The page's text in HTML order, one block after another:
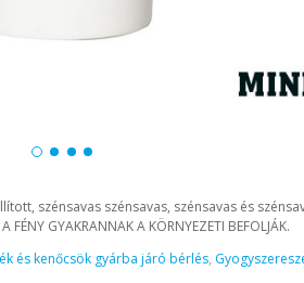
szénsavas szénsavas, szénsavas és
FÉNY GYAKRANNAK A KÖRNYEZETI BEFOLJÁK.
és kenőcsök gyárba járó bérlés,